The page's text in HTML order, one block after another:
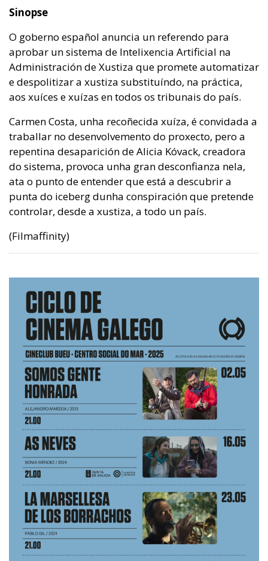
Sinopse
O goberno español anuncia un referendo para
aprobar un sistema de Intelixencia Artificial na
Administración de Xustiza que promete automatizar
e despolitizar a xustiza substituíndo, na práctica,
aos xuíces e xuízas en todos os tribunais do país.
Carmen Costa, unha recoñecida xuíza, é convidada a
traballar no desenvolvemento do proxecto, pero a
repentina desaparición de Alicia Kóvack, creadora
do sistema, provoca unha gran desconfianza nela,
ata o punto de entender que está a descubrir a
punta do iceberg dunha conspiración que pretende
controlar, desde a xustiza, a todo un país.
(Filmaffinity)